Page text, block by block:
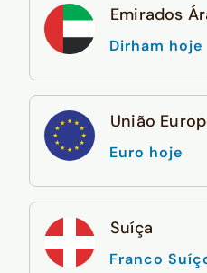
Emirados
Dirham hoje
União
Euro hoje
Suíça
Franco